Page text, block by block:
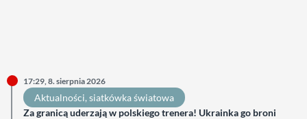
17:29, 8. sierpnia 2026
Aktualności, siatkówka światowa
Za granicą uderzają w polskiego trenera! Ukrainka go broni